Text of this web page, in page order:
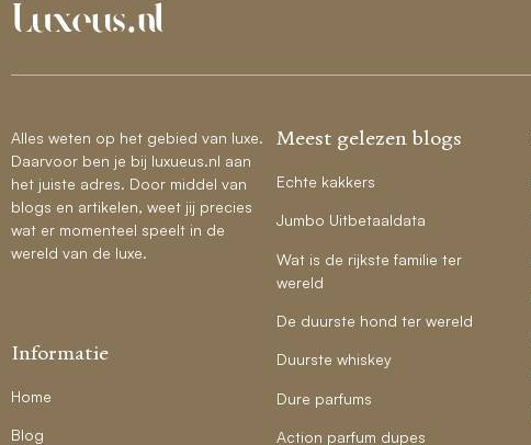
Alles weten op het gebied van luxe.
Daarvoor ben je bij luxueus.nl aan
het juiste adres. Door middel van
blogs en artikelen, weet jij precies
wat er momenteel speelt in de
wereld van de luxe.
Informatie
Home
Blog
Meest gelezen blogs
Echte kakkers
Jumbo Uitbetaaldata
Wat is de rijkste familie ter
wereld
De duurste hond ter wereld
Duurste whiskey
Dure parfums
Action parfum dupes